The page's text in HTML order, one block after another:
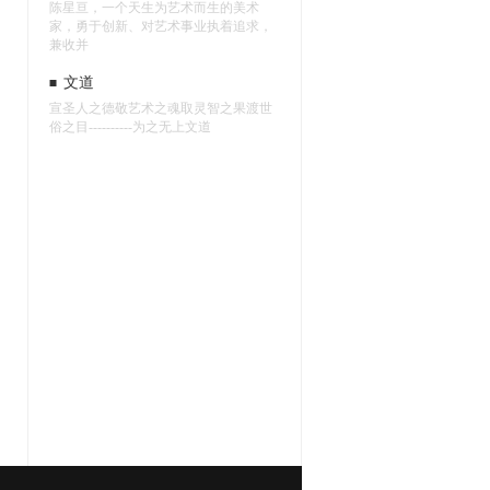
陈星亘，一个天生为艺术而生的美术
家，勇于创新、对艺术事业执着追求，
兼收并
文道
宣圣人之德敬艺术之魂取灵智之果渡世
俗之目----------为之无上文道